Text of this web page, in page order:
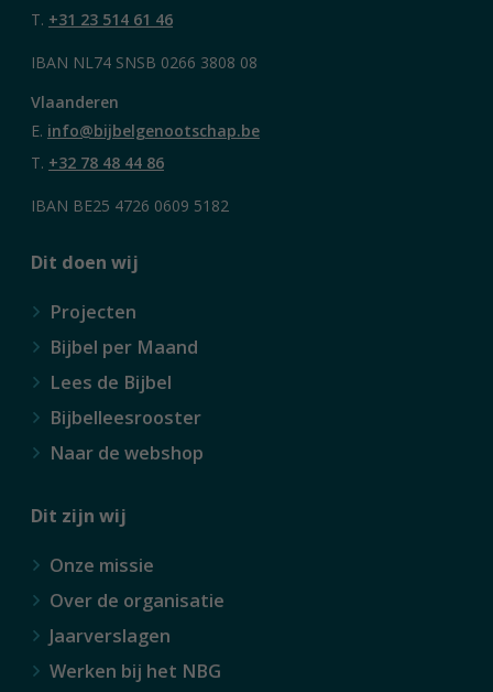
T. +31 23 514 61 46
IBAN NL74 SNSB 0266 3808 08
Vlaanderen
E. info@bijbelgenootschap.be
T. +32 78 48 44 86
IBAN BE25 4726 0609 5182
Dit doen wij
Projecten
Bijbel per Maand
Lees de Bijbel
Bijbelleesrooster
Naar de webshop
Dit zijn wij
Onze missie
Over de organisatie
Jaarverslagen
Werken bij het NBG